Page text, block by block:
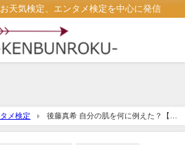
天気検定、エンタメ検定を中心に発信
メ検定
後藤真希 自分の肌を何に例えた？【エ